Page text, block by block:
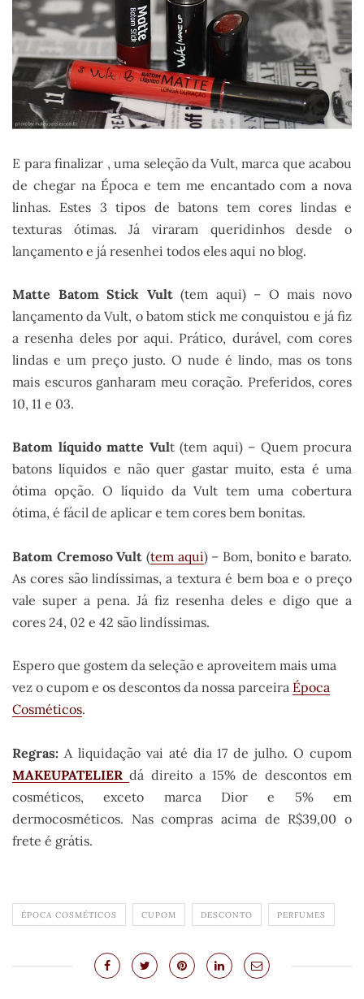
E para finalizar , uma seleção da Vult, marca que acabou
de chegar na Época e tem me encantado com a nova
linhas. Estes 3 tipos de batons tem cores lindas e
texturas ótimas. Já viraram queridinhos desde o
lançamento e já resenhei todos eles aqui no blog.
Matte Batom Stick Vult(tem aqui) – O mais novo
lançamento da Vult, o batom stick me conquistou e já fiz
a resenha deles por aqui. Prático, durável, com cores
lindas e um preço justo. O nude é lindo, mas os tons
mais escuros ganharam meu coração. Preferidos, cores
10, 11 e 03.
Batom líquido matte Vult (tem aqui) – Quem procura
batons líquidos e não quer gastar muito, esta é uma
ótima opção. O líquido da Vult tem uma cobertura
ótima, é fácil de aplicar e tem cores bem bonitas.
Batom Cremoso Vult (tem aqui) – Bom, bonito e barato.
As cores são lindíssimas, a textura é bem boa e o preço
vale super a pena. Já fiz resenha deles e digo que a
cores 24, 02 e 42 são lindíssimas.
Espero que gostem da seleção e aproveitem mais uma
vez o cupom e os descontos da nossa parceira Época
Cosméticos.
Regras: A liquidação vai até dia 17 de julho. O cupom
MAKEUPATELIER dá direito a 15% de descontos em
cosméticos, exceto marca Dior e 5% em
dermocosméticos. Nas compras acima de R$39,00 o
frete é grátis.
ÉPOCA COSMÉTICOS CUPOM DESCONTO PERFUMES